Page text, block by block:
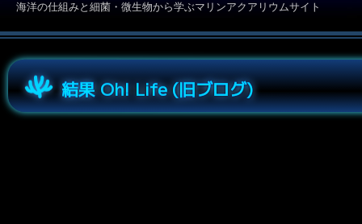
海洋の仕組みと細菌・微生物から学ぶマリンアクアリウムサイト
結果 Oh! Life (旧ブログ)